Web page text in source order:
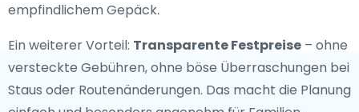
empfindlichem Gepäck.
Ein weiterer Vorteil: Transparente Festpreise – ohne
versteckte Gebühren, ohne böse Überraschungen bei
Staus oder Routenänderungen. Das macht die Planung